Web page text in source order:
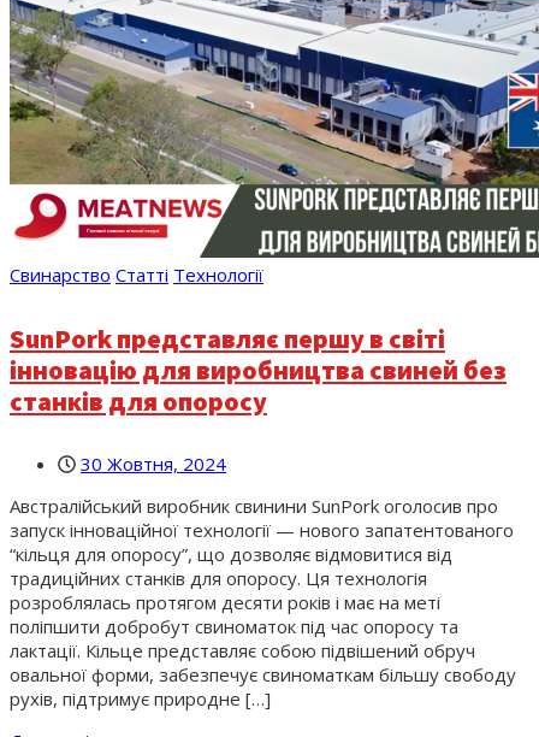
Свинарство Статті Технології
SunPork представляє першу в світі
інновацію для виробництва свиней без
станків для опоросу
30 Жовтня, 2024
Австралійський виробник свинини SunPork оголосив про
запуск інноваційної технології — нового запатентованого
“кільця для опоросу”, що дозволяє відмовитися від
традиційних станків для опоросу. Ця технологія
розроблялась протягом десяти років і має на меті
поліпшити добробут свиноматок під час опоросу та
лактації. Кільце представляє собою підвішений обруч
овальної форми, забезпечує свиноматкам більшу свободу
рухів, підтримує природне […]